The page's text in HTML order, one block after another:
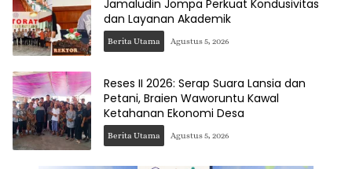
Jamaludin Jompa Perkuat Kondusivitas
dan Layanan Akademik
Berita Utama Agustus 5, 2026
Reses II 2026: Serap Suara Lansia dan
Petani, Braien Waworuntu Kawal
Ketahanan Ekonomi Desa
Berita Utama Agustus 5, 2026